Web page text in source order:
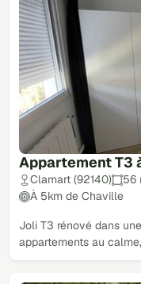
Appartement T3
Clamart (92140) 56
À 5km de Chaville
Joli T3 rénové dans
appartements au